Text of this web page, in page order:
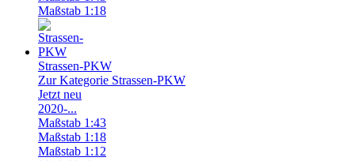
Maßstab 1:18
Strassen-PKW
Zur Kategorie Strassen-PKW
Jetzt neu
2020-...
Maßstab 1:43
Maßstab 1:18
Maßstab 1:12